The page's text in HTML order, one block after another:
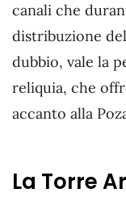
canali che
distribuzione
dubbio, vale la
reliquia, che
accanto alla
La Torre